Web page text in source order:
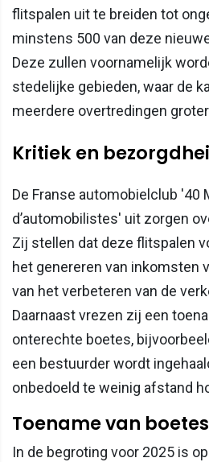
flitspalen uit te breiden tot
minstens 500 van deze
Deze zullen voornamelijk
stedelijke gebieden, waar de
meerdere overtredingen
Kritiek en
De Franse automobielclub '40
d’automobilistes' uit zorgen
Zij stellen dat deze flitspalen
het genereren van inkomsten
van het verbeteren van de
Daarnaast vrezen zij een
onterechte boetes,
een bestuurder wordt
onbedoeld te weinig afstand
Toename van
In de begroting voor 2025 is